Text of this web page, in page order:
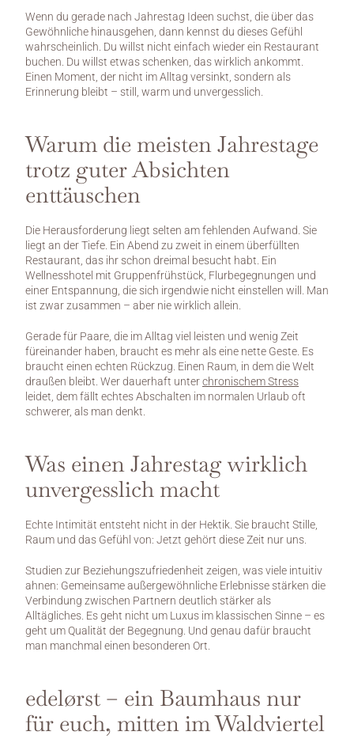
Wenn du gerade nach Jahrestag Ideen suchst, die über das
Gewöhnliche hinausgehen, dann kennst du dieses Gefühl
wahrscheinlich. Du willst nicht einfach wieder ein Restaurant
buchen. Du willst etwas schenken, das wirklich ankommt.
Einen Moment, der nicht im Alltag versinkt, sondern als
Erinnerung bleibt – still, warm und unvergesslich.
Warum die meisten Jahrestage
trotz guter Absichten
enttäuschen
Die Herausforderung liegt selten am fehlenden Aufwand. Sie
liegt an der Tiefe. Ein Abend zu zweit in einem überfüllten
Restaurant, das ihr schon dreimal besucht habt. Ein
Wellnesshotel mit Gruppenfrühstück, Flurbegegnungen und
einer Entspannung, die sich irgendwie nicht einstellen will. Man
ist zwar zusammen – aber nie wirklich allein.
Gerade für Paare, die im Alltag viel leisten und wenig Zeit
füreinander haben, braucht es mehr als eine nette Geste. Es
braucht einen echten Rückzug. Einen Raum, in dem die Welt
draußen bleibt. Wer dauerhaft unter chronischem Stress
leidet, dem fällt echtes Abschalten im normalen Urlaub oft
schwerer, als man denkt.
Was einen Jahrestag wirklich
unvergesslich macht
Echte Intimität entsteht nicht in der Hektik. Sie braucht Stille,
Raum und das Gefühl von: Jetzt gehört diese Zeit nur uns.
Studien zur Beziehungszufriedenheit zeigen, was viele intuitiv
ahnen: Gemeinsame außergewöhnliche Erlebnisse stärken die
Verbindung zwischen Partnern deutlich stärker als
Alltägliches. Es geht nicht um Luxus im klassischen Sinne – es
geht um Qualität der Begegnung. Und genau dafür braucht
man manchmal einen besonderen Ort.
edelørst – ein Baumhaus nur
für euch, mitten im Waldviertel